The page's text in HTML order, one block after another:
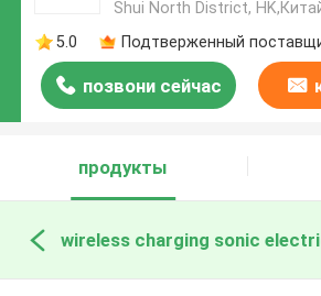
Shui North District,
5.0
Подтверженный
позвони сейчас
продукты